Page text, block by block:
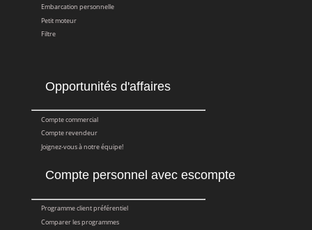
Embarcation personnelle
Petit moteur
Filtre
Opportunités d'affaires
Compte commercial
Compte revendeur
Joignez-vous à notre équipe!
Compte personnel avec escompte
Programme client préférentiel
Comparer les programmes